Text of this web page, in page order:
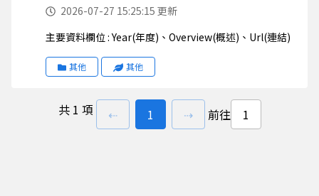
2026-07-27 15:25:15 更新
主要資料欄位 : Year(年度)、Overview(概述)、Url(連結)
其他 其他
共 1 項 ⇠上一頁前往
1 ⇢下一頁
前往